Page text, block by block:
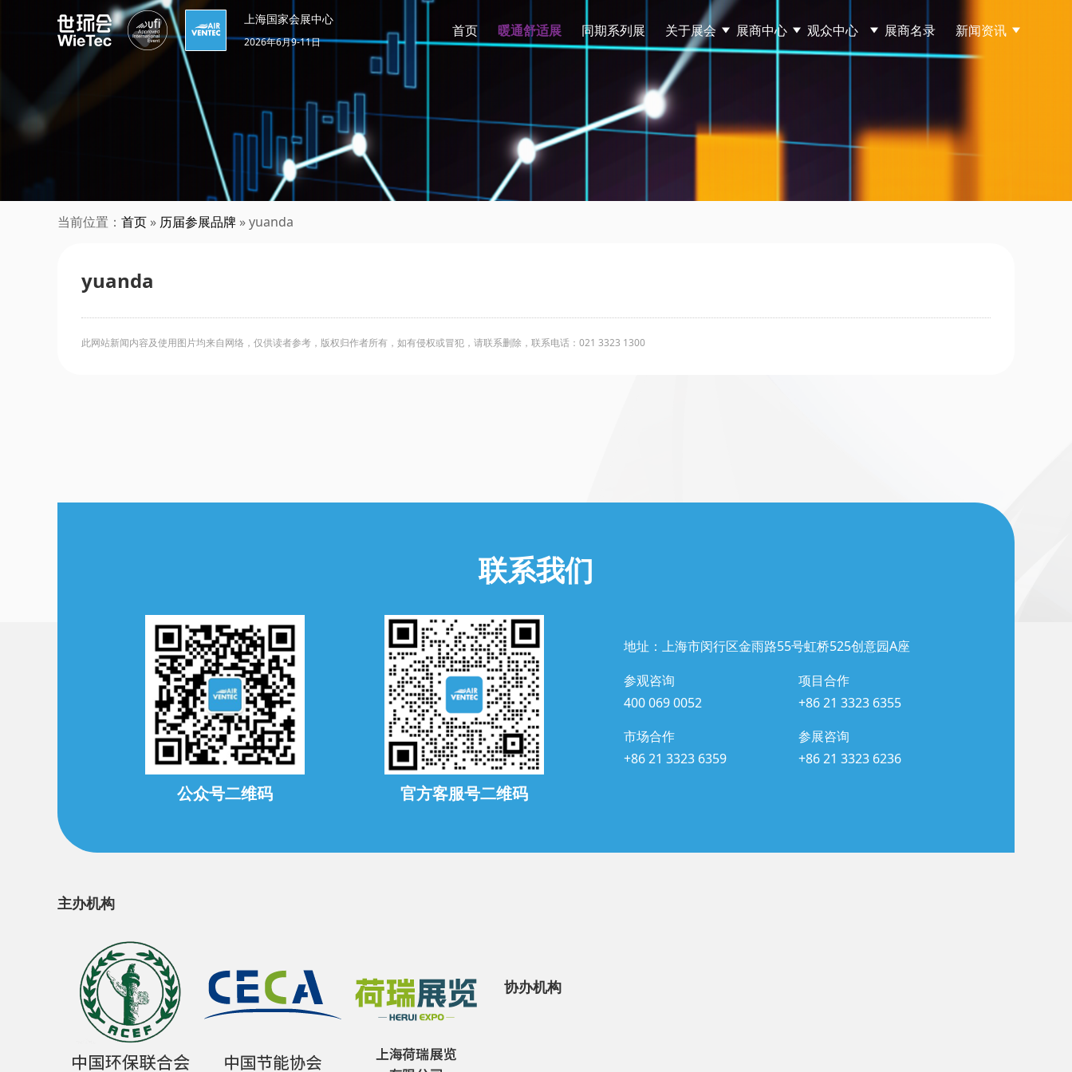
上海国家会展中心
2026年6月9-11日
首页 暖通舒适展 同期系列展 关于展会 展商中心 观众中心 展商名录 新闻资讯
当前位置： 首页 » 历届参展品牌 » yuanda
yuanda
此网站新闻内容及使用图片均来自网络，仅供读者参考，版权归作者所有，如有侵权或冒犯，请联系删除，联系电话：021 3323 1300
联系我们
公众号二维码 官方客服号二维码
地址：上海市闵行区金雨路55号虹桥525创意园A座
参观咨询
400 069 0052
项目合作
+86 21 3323 6355
市场合作
+86 21 3323 6359
参展咨询
+86 21 3323 6236
主办机构
协办机构